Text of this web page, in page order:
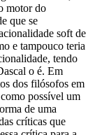
motor do
que se
soft de
e tampouco teria
tendo
o é. Em
dos filósofos em
possível um
de uma
críticas que